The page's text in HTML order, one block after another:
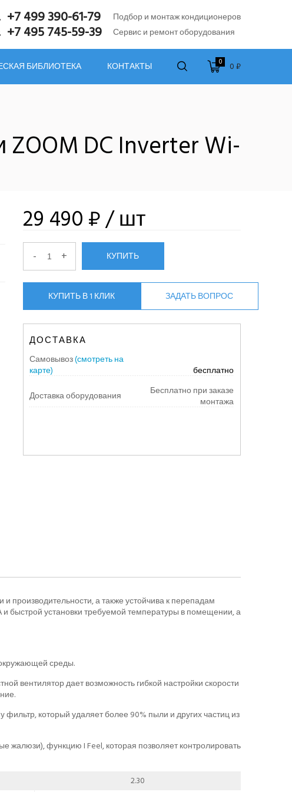
+7 499 390-61-79 Подбор и монтаж кондиционеров
+7 495 745-59-39 Сервис и ремонт оборудования
БИБЛИОТЕКА КОНТАКТЫ 0 0 ₽
ZOOM DC Inverter Wi-
29 490 ₽/ шт
- + КУПИТЬ
КУПИТЬ В 1 КЛИК ЗАДАТЬ ВОПРОС
ДОСТАВКА
Самовывоз(смотреть на
карте)
бесплатно
Доставка оборудования
Бесплатно при заказе
монтажа
а также устойчива к перепадам
и быстрой установки требуемой температуры в помещении, а
среды.
вентилятор дает возможность гибкой настройки скорости
фильтр, который удаляет более 90% пыли и других частиц из
жалюзи), функцию I Feel, которая позволяет контролировать
2.30